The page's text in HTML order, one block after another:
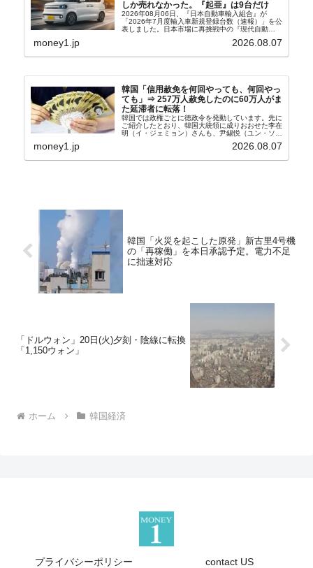
しか売れなかった。『起亜』は9台だけ
2026年08月06日、『日本自動車輸入組合』が
「2026年7月度輸入車新規登録台数（速報）」を公
表しました。日本市場に再挑戦中の『現代自動
台数はこの中に捉えられているはずです。先月から
money1.jp 2026.08.07
韓国「信用赦免を何回やっても、何回やっ
ても」⇒ 257万人赦免したのに60万人がま
た延滞者に転落！
韓国では政権ごとに徳政令を発動しています。先に
ご紹介したとおり、韓国大統領に成りおおせた李在
明（イ・ジェミョン）さんも、尹錫悦（ユン・ソギ
バンクにして不良債権の買い取りを行い、分割償還
money1.jp 2026.08.07
韓国「火災を起こした原発」新古里4号機
の「再稼働」を本日承認予定。電力不足
に拙速対応
「ドルウォン」20日(火)夕刻・陰線に転換
「1,150ウォン」
ホーム 韓国経済
プライバシーポリシー contact US